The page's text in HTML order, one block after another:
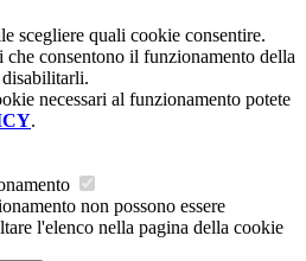
scegliere quali cookie consentire.
consentono il funzionamento della
necessari al funzionamento potete
.
non possono essere
l'elenco nella pagina della cookie